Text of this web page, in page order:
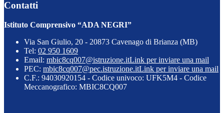
Contatti
Istituto Comprensivo “ADA NEGRI”
Via San Giulio, 20 - 20873 Cavenago di Brianza (MB)
Tel: 02 950 1609
Email: mbic8cq007@istruzione.itLink per inviare una mail
PEC: mbic8cq007@pec.istruzione.itLink per inviare una mail
C.F.: 94030920154 - Codice univoco: UFK5M4 - Codice
Meccanografico: MBIC8CQ007